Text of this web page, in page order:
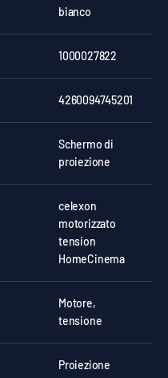
bianco
1000027822
4260094745201
Schermo di
proiezione
celexon
motorizzato
tension
HomeCinema
Motore,
tensione
Proiezione